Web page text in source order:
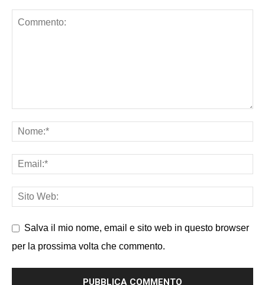
Salva il mio nome, email e sito web in questo browser
per la prossima volta che commento.